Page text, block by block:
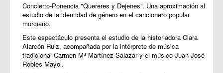
Concierto-Ponencia "Quereres y Dejenes”. Una aproximación al
estudio de la identidad de género en el cancionero popular
murciano.
Este espectáculo presenta el estudio de la historiadora Clara
Alarcón Ruiz, acompañada por la intérprete de música
tradicional Carmen Mª Martínez Salazar y el músico Juan José
Robles Mayol.